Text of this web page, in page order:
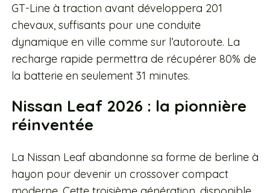
GT-Line à traction avant développera 201
chevaux, suffisants pour une conduite
dynamique en ville comme sur l’autoroute. La
recharge rapide permettra de récupérer 80% de
la batterie en seulement 31 minutes.
Nissan Leaf 2026 : la pionnière
réinventée
La Nissan Leaf abandonne sa forme de berline à
hayon pour devenir un crossover compact